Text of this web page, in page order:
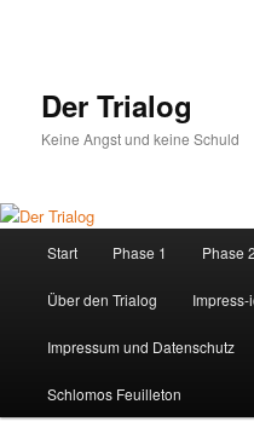
Der Trialog
Keine Angst und keine Schuld
Start Phase 1 Phase 2
Über den Trialog Impress-
Impressum und Datenschutz
Schlomos Feuilleton